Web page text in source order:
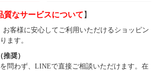
質なサービスについて 】
お客様に安心してご利用いただけるショッピン
ます。
奨）
問わず、LINEで直接ご相談いただけます。在